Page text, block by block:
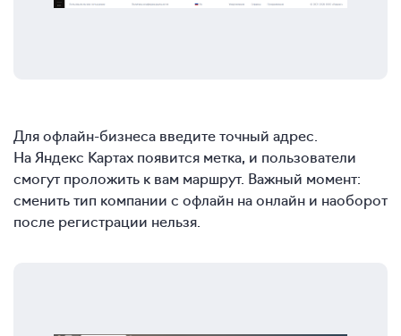
Для офлайн-бизнеса введите точный адрес.
На Яндекс Картах появится метка, и пользователи
смогут проложить к вам маршрут. Важный момент:
сменить тип компании с офлайн на онлайн и наоборот
после регистрации нельзя.